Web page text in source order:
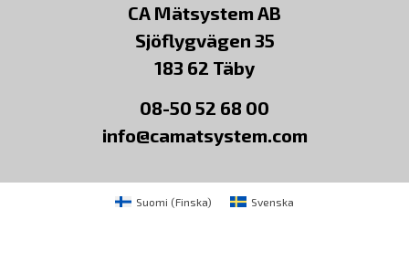
CA Mätsystem AB
Sjöflygvägen 35
183 62 Täby
08-50 52 68 00
info@camatsystem.com
Suomi (Finska) Svenska